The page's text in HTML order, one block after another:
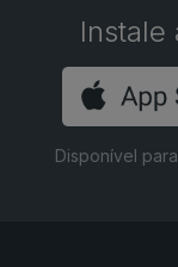
Instale
Disponível